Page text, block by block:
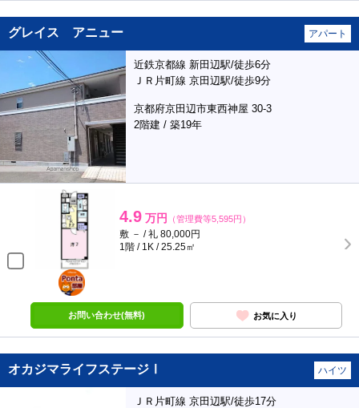
グレイス アニュー アパート
近鉄京都線 新田辺駅/徒歩6分
ＪＲ片町線 京田辺駅/徒歩9分
京都府京田辺市東西神屋 30-3
2階建 / 築19年
4.9 万円 （管理費等5,595円）
敷 － / 礼 80,000円
1階 / 1K / 25.25㎡
ポンタ
部屋
お問い合わせ(無料) お気に入り
オカジマライフステージⅠ ハイツ
ＪＲ片町線 京田辺駅/徒歩17分